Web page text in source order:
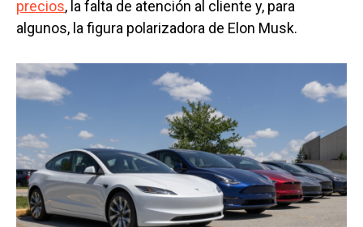
precios, la falta de atención al cliente y, para
algunos, la figura polarizadora de Elon Musk.